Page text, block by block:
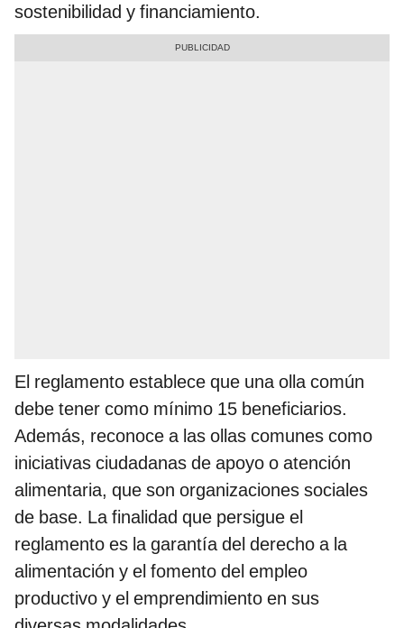
sostenibilidad y financiamiento.
El reglamento establece que una olla común
debe tener como mínimo 15 beneficiarios.
Además, reconoce a las ollas comunes como
iniciativas ciudadanas de apoyo o atención
alimentaria, que son organizaciones sociales
de base. La finalidad que persigue el
reglamento es la garantía del derecho a la
alimentación y el fomento del empleo
productivo y el emprendimiento en sus